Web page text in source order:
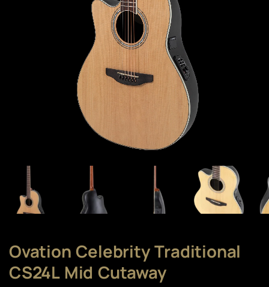
Ovation Celebrity Traditional
CS24L Mid Cutaway